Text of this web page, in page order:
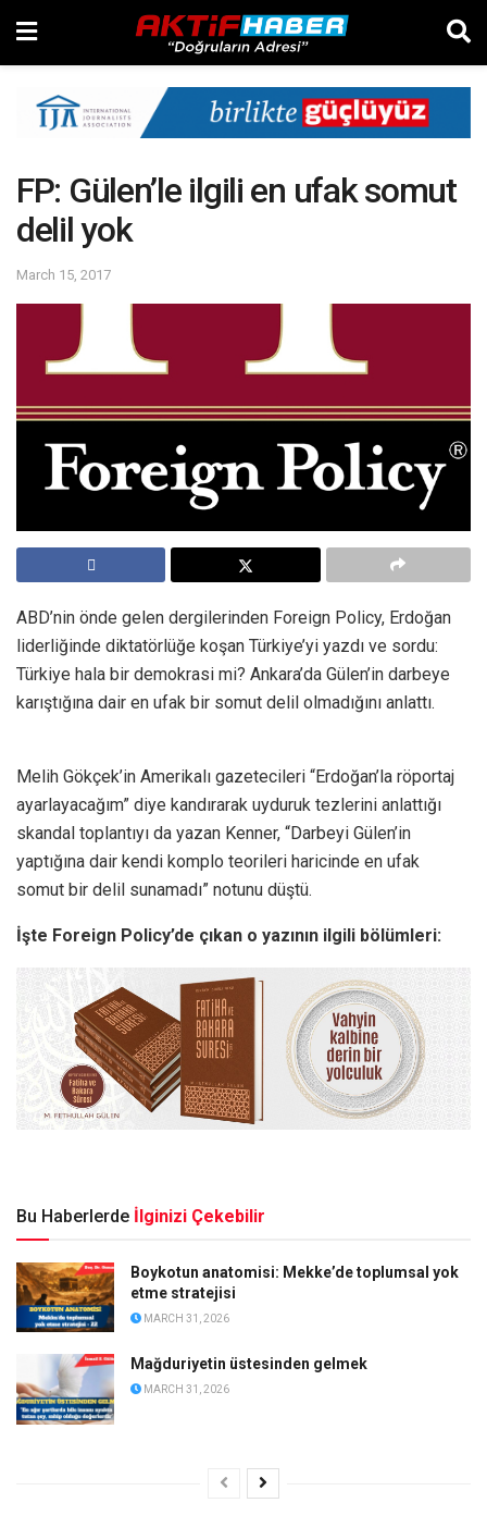
FP: Gülen’le ilgili en ufak somut
delil yok
March 15, 2017
ABD’nin önde gelen dergilerinden Foreign Policy, Erdoğan
liderliğinde diktatörlüğe koşan Türkiye’yi yazdı ve sordu:
Türkiye hala bir demokrasi mi? Ankara’da Gülen’in darbeye
karıştığına dair en ufak bir somut delil olmadığını anlattı.
Melih Gökçek’in Amerikalı gazetecileri “Erdoğan’la röportaj
ayarlayacağım” diye kandırarak uyduruk tezlerini anlattığı
skandal toplantıyı da yazan Kenner, “Darbeyi Gülen’in
yaptığına dair kendi komplo teorileri haricinde en ufak
somut bir delil sunamadı” notunu düştü.
İşte Foreign Policy’de çıkan o yazının ilgili bölümleri:
Bu Haberlerde İlginizi Çekebilir
Boykotun anatomisi: Mekke’de toplumsal yok
etme stratejisi
MARCH 31, 2026
Mağduriyetin üstesinden gelmek
MARCH 31, 2026